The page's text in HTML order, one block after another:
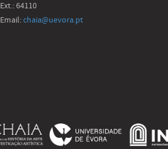
Ext.: 64110
Email:chaia@uevora.pt